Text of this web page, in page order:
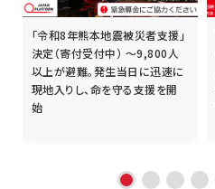
「令和8年熊本地震被災者支援」
決定（寄付受付中） ～9,800人
以上が避難。発生当日に迅速に
現地入りし、命を守る支援を開
始